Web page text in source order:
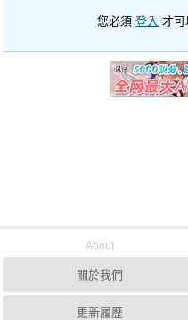
您必須登入 才可
About
關於我們
更新履歷